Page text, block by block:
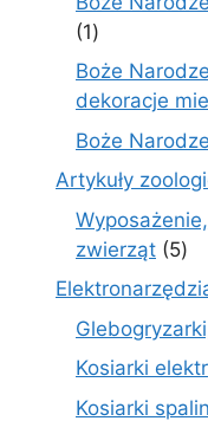
11
produkt
Boże
dekoracje
Boże
Artykuły
zwierząt 55
Kosiarki
Kosiarki